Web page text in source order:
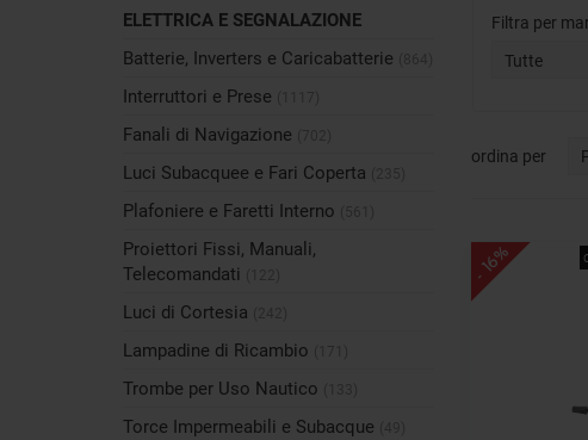
ELETTRICA E SEGNALAZIONE
Batterie, Inverters e Caricabatterie
Interruttori e Prese
Fanali di Navigazione
Luci Subacquee e Fari Coperta
Plafoniere e Faretti Interno
Proiettori Fissi, Manuali,
Telecomandati
Luci di Cortesia
Lampadine di Ricambio
Trombe per Uso Nautico
Torce Impermeabili e Subacque
Filtra per
Tutte
ordina per
- 16%